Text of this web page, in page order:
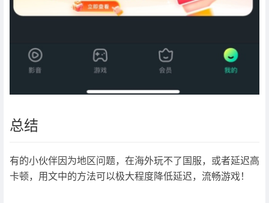
总结
有的小伙伴因为地区问题，在海外玩不了国服，或者延迟高
卡顿，用文中的方法可以极大程度降低延迟，流畅游戏！